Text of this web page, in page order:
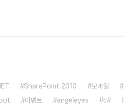
SharePoint 2010 모바일
이벤트 angeleyes c#